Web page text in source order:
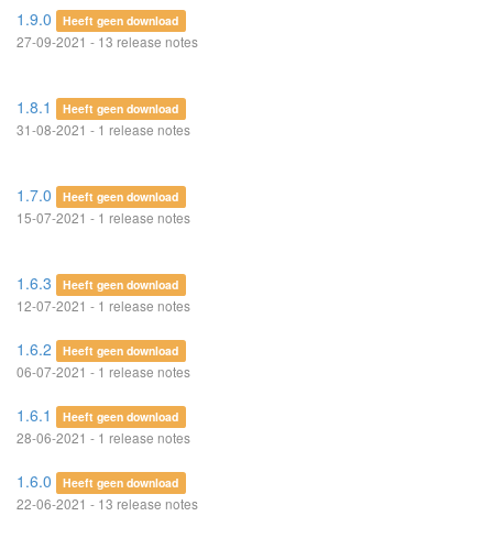
1.9.0 Heeft geen download
27-09-2021 - 13 release notes
1.8.1 Heeft geen download
31-08-2021 - 1 release notes
1.7.0 Heeft geen download
15-07-2021 - 1 release notes
1.6.3 Heeft geen download
12-07-2021 - 1 release notes
1.6.2 Heeft geen download
06-07-2021 - 1 release notes
1.6.1 Heeft geen download
28-06-2021 - 1 release notes
1.6.0 Heeft geen download
22-06-2021 - 13 release notes